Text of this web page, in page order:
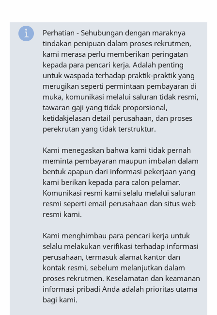
Perhatian - Sehubungan dengan maraknya
tindakan penipuan dalam proses rekrutmen,
kami merasa perlu memberikan peringatan
kepada para pencari kerja. Adalah penting
untuk waspada terhadap praktik-praktik yang
merugikan seperti permintaan pembayaran di
muka, komunikasi melalui saluran tidak resmi,
tawaran gaji yang tidak proporsional,
ketidakjelasan detail perusahaan, dan proses
perekrutan yang tidak terstruktur.
Kami menegaskan bahwa kami tidak pernah
meminta pembayaran maupun imbalan dalam
bentuk apapun dari informasi pekerjaan yang
kami berikan kepada para calon pelamar.
Komunikasi resmi kami selalu melalui saluran
resmi seperti email perusahaan dan situs web
resmi kami.
Kami menghimbau para pencari kerja untuk
selalu melakukan verifikasi terhadap informasi
perusahaan, termasuk alamat kantor dan
kontak resmi, sebelum melanjutkan dalam
proses rekrutmen. Keselamatan dan keamanan
informasi pribadi Anda adalah prioritas utama
bagi kami.